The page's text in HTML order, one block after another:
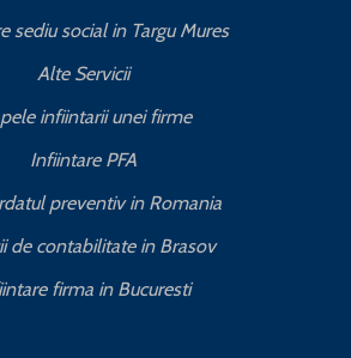
sediu social in Targu Mures
Alte Servicii
infiintarii unei firme
Infiintare PFA
preventiv in Romania
de contabilitate in Brasov
firma in Bucuresti